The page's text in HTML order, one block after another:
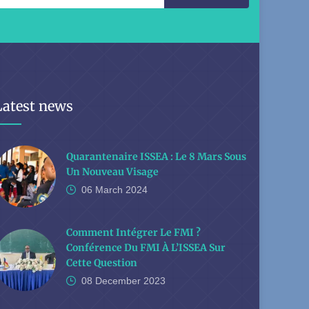
news
Quarantenaire ISSEA : Le 8 Mars Sous
Un Nouveau Visage
06 March 2024
Comment Intégrer Le FMI ?
Conférence Du FMI À L’ISSEA Sur
Cette Question
08 December 2023